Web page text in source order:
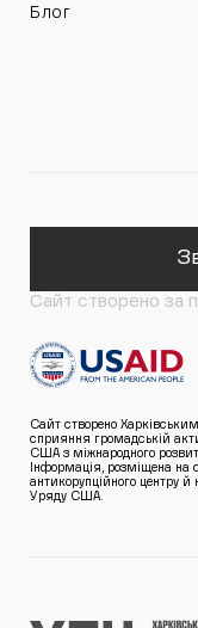
Блог
Сайт створено за
Сайт створено
сприяння громадській
США з міжнародного
Інформація, розміщена на
антикорупційного центру й
Уряду США.